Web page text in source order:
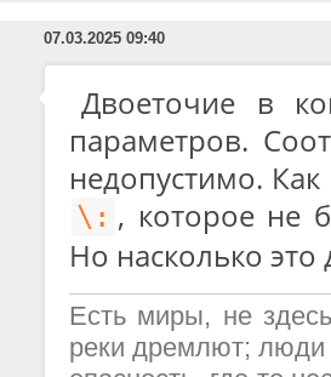
07.03.2025 09:40
Двоеточие в
параметров.
недопустимо.
\: , которое не
Но насколько
Есть миры, не
реки дремлют; люди